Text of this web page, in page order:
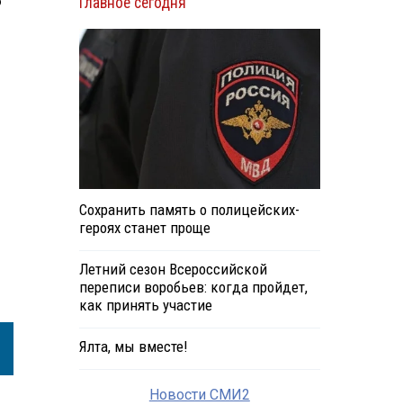
Сохранить память о полицейских-
героях станет проще
Летний сезон Всероссийской
переписи воробьев: когда пройдет,
как принять участие
Ялта, мы вместе!
Новости СМИ2